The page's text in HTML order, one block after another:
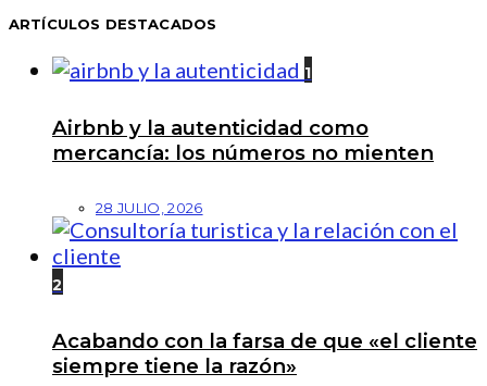
ARTÍCULOS DESTACADOS
1
Airbnb y la autenticidad como
mercancía: los números no mienten
28 JULIO, 2026
2
Acabando con la farsa de que «el cliente
siempre tiene la razón»